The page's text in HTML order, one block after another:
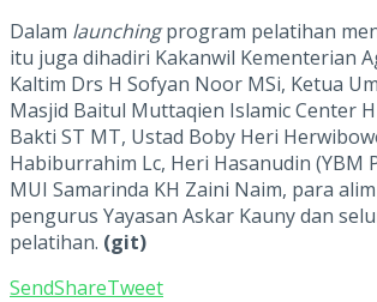
Dalam launchingprogram pelatihan
itu juga dihadiri Kakanwil Kementerian
Kaltim Drs H Sofyan Noor MSi, Ketua
Masjid Baitul Muttaqien Islamic Center
Bakti ST MT, Ustad Boby Heri
Habiburrahim Lc, Heri Hasanudin (YBM
MUI Samarinda KH Zaini Naim, para
pengurus Yayasan Askar Kauny dan
pelatihan. (git)
SendShareTweet